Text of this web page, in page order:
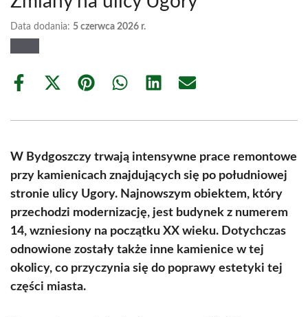
Data dodania: 5 czerwca 2026 r.
Share
Share
(Twitter)
Share Share Share Share
W Bydgoszczy trwają intensywne prace remontowe
przy kamienicach znajdujących się po południowej
stronie ulicy Ugory. Najnowszym obiektem, który
przechodzi modernizację, jest budynek z numerem
14, wzniesiony na początku XX wieku. Dotychczas
odnowione zostały także inne kamienice w tej
okolicy, co przyczynia się do poprawy estetyki tej
części miasta.